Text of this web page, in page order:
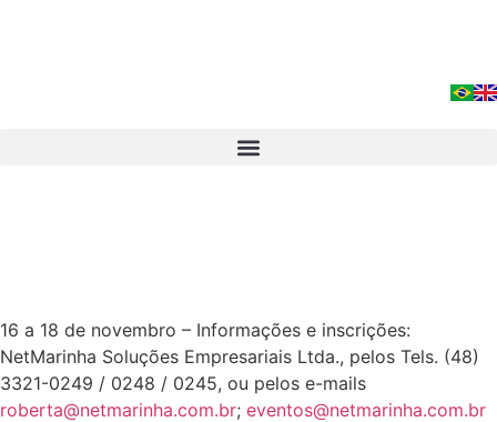
16 a 18 de novembro – Informações e inscrições:
NetMarinha Soluções Empresariais Ltda., pelos Tels. (48)
3321-0249 / 0248 / 0245, ou pelos e-mails
roberta@netmarinha.com.br; eventos@netmarinha.com.br